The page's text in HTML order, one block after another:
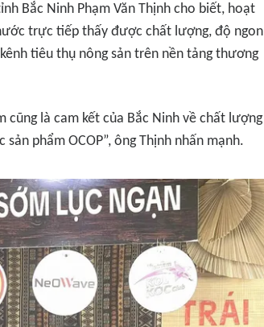
Bắc Ninh Phạm Văn Thịnh cho biết, hoạt
trực tiếp thấy được chất lượng, độ ngon
tiêu thụ nông sản trên nền tảng thương
là cam kết của Bắc Ninh về chất lượng
phẩm OCOP”, ông Thịnh nhấn mạnh.